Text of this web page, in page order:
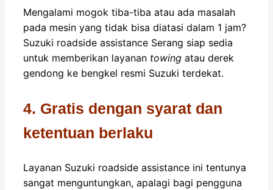
Mengalami mogok tiba-tiba atau ada masalah
pada mesin yang tidak bisa diatasi dalam 1 jam?
Suzuki roadside assistance Serang siap sedia
untuk memberikan layanan towing atau derek
gendong ke bengkel resmi Suzuki terdekat.
4. Gratis dengan syarat dan
ketentuan berlaku
Layanan Suzuki roadside assistance ini tentunya
sangat menguntungkan, apalagi bagi pengguna